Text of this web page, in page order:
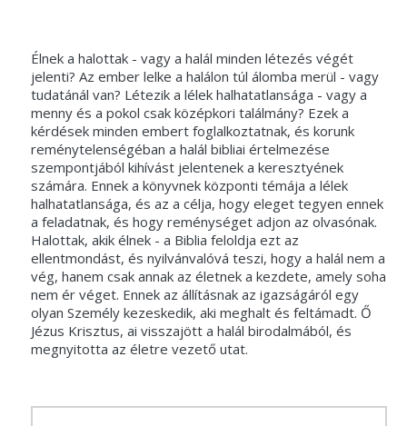
Élnek a halottak - vagy a halál minden létezés végét
jelenti? Az ember lelke a halálon túl álomba merül - vagy
tudatánál van? Létezik a lélek halhatatlansága - vagy a
menny és a pokol csak középkori találmány? Ezek a
kérdések minden embert foglalkoztatnak, és korunk
reménytelenségéban a halál bibliai értelmezése
szempontjából kihívást jelentenek a keresztyének
számára. Ennek a könyvnek központi témája a lélek
halhatatlansága, és az a célja, hogy eleget tegyen ennek
a feladatnak, és hogy reménységet adjon az olvasónak.
Halottak, akik élnek - a Biblia feloldja ezt az
ellentmondást, és nyilvánvalóvá teszi, hogy a halál nem a
vég, hanem csak annak az életnek a kezdete, amely soha
nem ér véget. Ennek az állításnak az igazságáról egy
olyan Személy kezeskedik, aki meghalt és feltámadt. Ő
Jézus Krisztus, ai visszajött a halál birodalmából, és
megnyitotta az életre vezető utat.